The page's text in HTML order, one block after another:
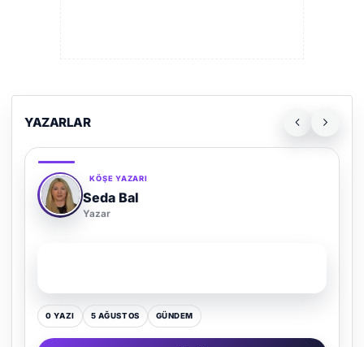
YAZARLAR
KÖŞE YAZARI
Adem Demir
Yazar
0 YAZI 16 TEMMUZ GÜNDEM